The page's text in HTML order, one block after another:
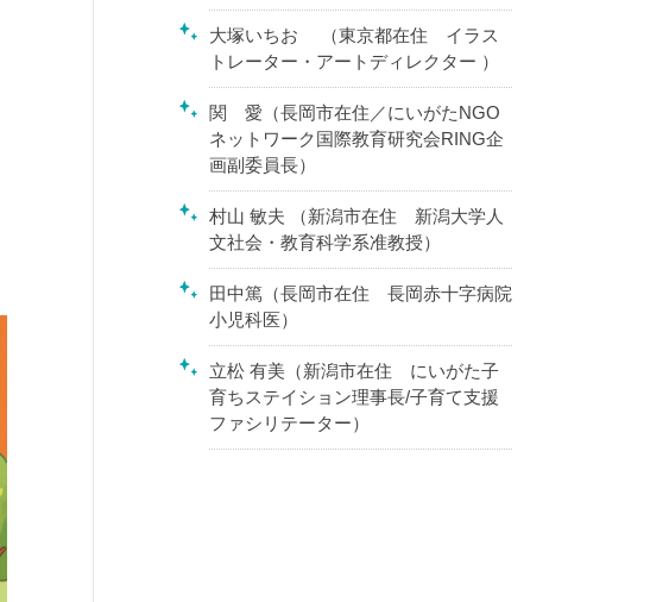
大塚いちお （東京都在住 イラス
トレーター・アートディレクター ）
関 愛（長岡市在住／にいがたNGO
ネットワーク国際教育研究会RING企
画副委員長）
村山 敏夫 （新潟市在住 新潟大学人
文社会・教育科学系准教授）
田中篤（長岡市在住 長岡赤十字病院
小児科医）
立松 有美（新潟市在住 にいがた子
育ちステイション理事長/子育て支援
ファシリテーター）